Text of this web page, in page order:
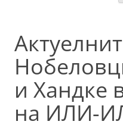
и Хандке
на ИЛИ-